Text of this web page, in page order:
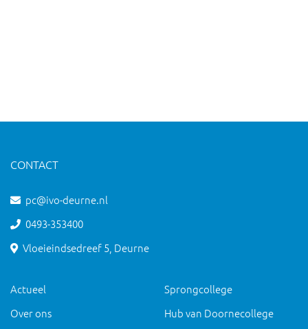
CONTACT
pc@ivo-deurne.nl
0493-353400
Vloeieindsedreef 5, Deurne
Actueel
Over ons
Sprongcollege
Hub van Doornecollege